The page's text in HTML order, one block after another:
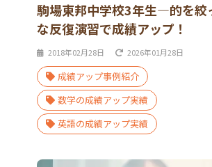
駒場東邦中学校3年生―的を絞
な反復演習で成績アップ！
2018年02月28日 2026年01月28日
成績アップ事例紹介
数学の成績アップ実績
英語の成績アップ実績